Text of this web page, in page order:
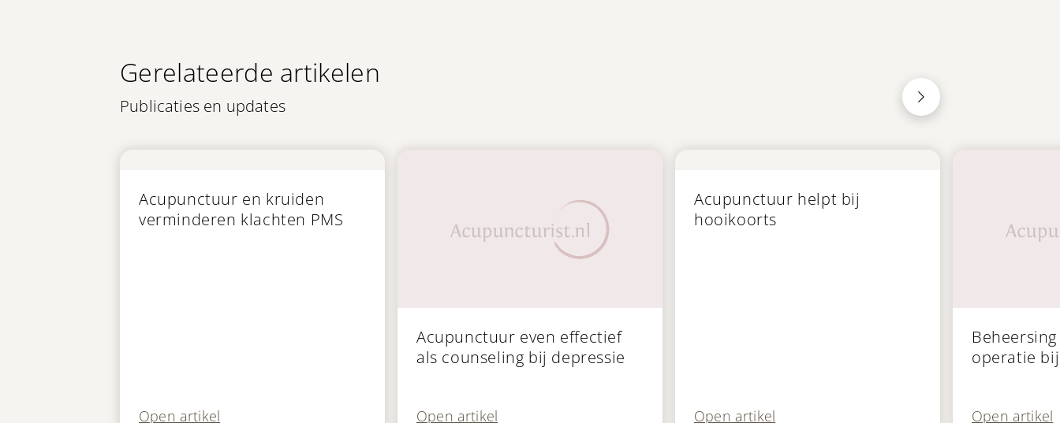
Gerelateerde artikelen
Publicaties en updates
Acupunctuur en kruiden
verminderen klachten PMS
Open artikel
Acupunctuur even effectief
als counseling bij depressie
Open artikel
Acupunctuur helpt bij
hooikoorts
Open artikel
operatie
Open artikel